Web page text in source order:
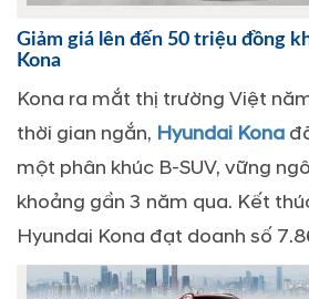
Giảm giá lên đến 50 triệu đồng
Kona
Kona ra mắt thị trường Việt
thời gian ngắn, Hyundai Kona
một phân khúc B-SUV, vững
khoảng gần 3 năm qua. Kết
Hyundai Kona đạt doanh số